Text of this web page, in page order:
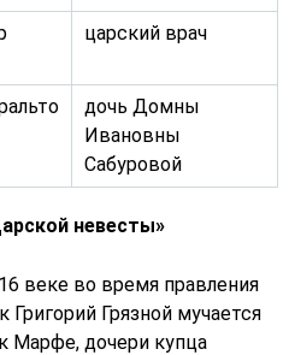
царский врач
дочь Домны
Ивановны
Сабуровой
невесты»
веке во время правления
Григорий Грязной мучается
Марфе, дочери купца